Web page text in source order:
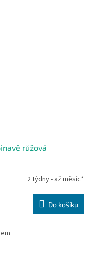
růžová
2 týdny - až měsíc*
Do košíku